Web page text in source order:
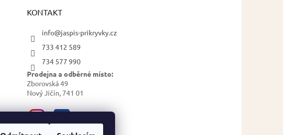
KONTAKT
info@jaspis-prikryvky.cz
733 412 589
734 577 990
Prodejna a odběrné místo:
Zborovská 49
Nový Jičín, 741 01